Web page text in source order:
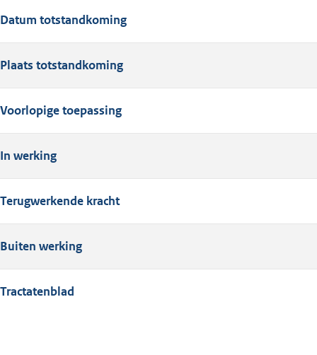
Datum totstandkoming
Plaats totstandkoming
Voorlopige toepassing
In werking
Terugwerkende kracht
Buiten werking
Tractatenblad